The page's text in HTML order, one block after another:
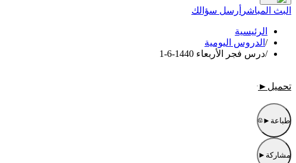
البث المباشر أرسل سؤالك
الرئيسية
/ الدروس اليومية
/درس فجر الأربعاء 1440-6-1
تحميل ►
طباعة ►
مشاركة ►